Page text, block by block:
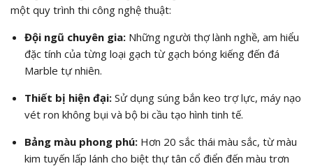
một quy trình thi công nghệ thuật:
Đội ngũ chuyên gia:Những người thợ lành nghề, am hiểu
đặc tính của từng loại gạch từ gạch bóng kiếng đến đá
Marble tự nhiên.
Thiết bị hiện đại:Sử dụng súng bắn keo trợ lực, máy nạo
vét ron không bụi và bộ bi cầu tạo hình tinh tế.
Bảng màu phong phú:Hơn 20 sắc thái màu sắc, từ màu
kim tuyến lấp lánh cho biệt thự tân cổ điển đến màu trơn